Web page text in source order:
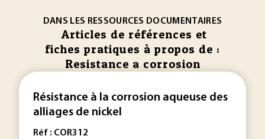
DANS LES RESSOURCES DOCUMENTAIRES
Articles de références et
fiches pratiques à propos de :
Resistance a corrosion
Résistance à la corrosion aqueuse des
alliages de nickel
Réf : COR312